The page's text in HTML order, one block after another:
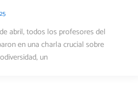
abril, todos los profesores del
en una charla crucial sobre
un